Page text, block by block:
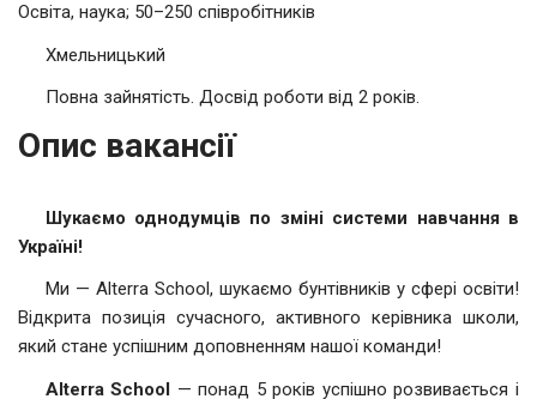
Освіта, наука; 50–250 співробітників
Хмельницький
Повна зайнятість. Досвід роботи від 2 років.
Опис вакансії
Шукаємо однодумців по зміні системи навчання в
Україні!
Ми — Alterra School, шукаємо бунтівників у сфері освіти!
Відкрита позиція сучасного, активного керівника школи,
який стане успішним доповненням нашої команди!
Alterra School — понад 5 років успішно розвивається і